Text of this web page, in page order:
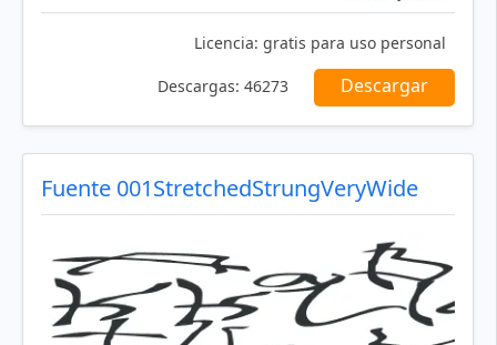
Licencia: gratis para uso personal
Descargas: 46273 Descargar
Fuente 001StretchedStrungVeryWide